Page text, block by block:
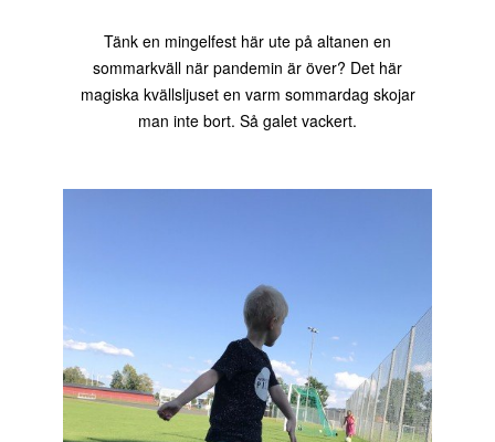
Tänk en mingelfest här ute på altanen en
sommarkväll när pandemin är över? Det här
magiska kvällsljuset en varm sommardag skojar
man inte bort. Så galet vackert.